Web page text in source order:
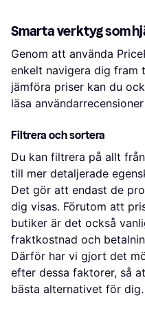
Smarta verktyg som
Genom att använda
enkelt navigera dig
jämföra priser kan du
läsa
Filtrera och sortera
Du kan filtrera på allt
till mer detaljerade
Det gör att endast de
dig visas. Förutom att
butiker är det också
fraktkostnad och
Därför har vi gjort det
efter dessa faktorer, så
bästa alternativet för dig.